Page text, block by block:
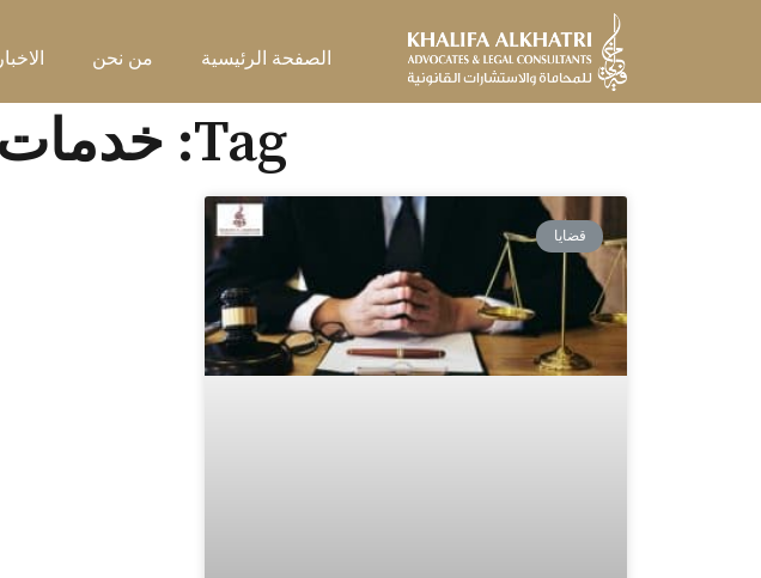
الصفحة الرئيسية من نحن الاخبار
Tag: خدمات محامي في دبي
قضايا